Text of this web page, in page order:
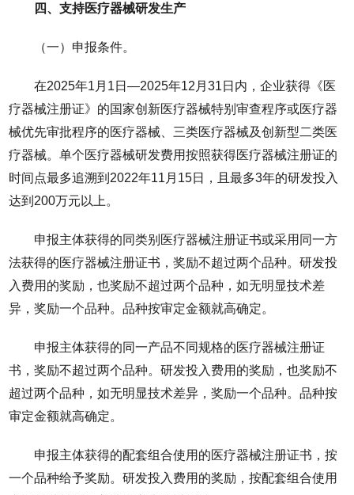
四、支持医疗器械研发生产
（一）申报条件。
在2025年1月1日—2025年12月31日内，企业获得《医
疗器械注册证》的国家创新医疗器械特别审查程序或医疗器
械优先审批程序的医疗器械、三类医疗器械及创新型二类医
疗器械。单个医疗器械研发费用按照获得医疗器械注册证的
时间点最多追溯到2022年11月15日，且最多3年的研发投入
达到200万元以上。
申报主体获得的同类别医疗器械注册证书或采用同一方
法获得的医疗器械注册证书，奖励不超过两个品种。研发投
入费用的奖励，也奖励不超过两个品种，如无明显技术差
异，奖励一个品种。品种按审定金额就高确定。
申报主体获得的同一产品不同规格的医疗器械注册证
书，奖励不超过两个品种。研发投入费用的奖励，也奖励不
超过两个品种，如无明显技术差异，奖励一个品种。品种按
审定金额就高确定。
申报主体获得的配套组合使用的医疗器械注册证书，按
一个品种给予奖励。研发投入费用的奖励，按配套组合使用